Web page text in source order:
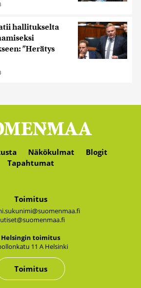
hallitukselta
”Herätys
Näkökulmat
Blogit
Tapahtumat
Toimitus
Hel­sin­gin toi­mi­tus
11 A Hel­sin­ki
Toimitus